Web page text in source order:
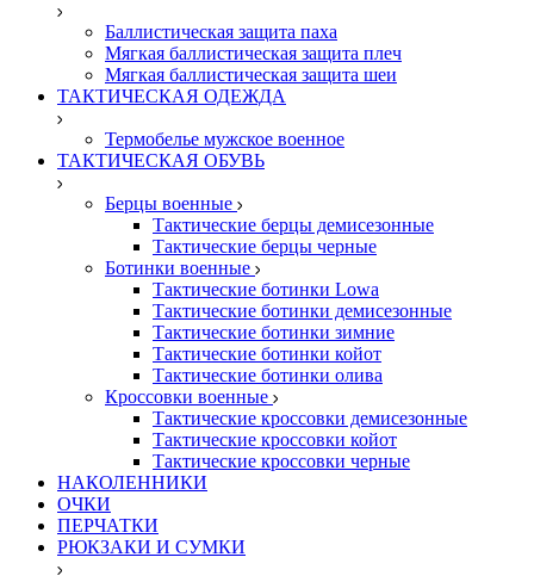
Баллистическая защита паха
Мягкая баллистическая защита плеч
Мягкая баллистическая защита шеи
ТАКТИЧЕСКАЯ ОДЕЖДА
Термобелье мужское военное
ТАКТИЧЕСКАЯ ОБУВЬ
Берцы военные
Тактические берцы демисезонные
Тактические берцы черные
Ботинки военные
Тактические ботинки Lowa
Тактические ботинки демисезонные
Тактические ботинки зимние
Тактические ботинки койот
Тактические ботинки олива
Кроссовки военные
Тактические кроссовки демисезонные
Тактические кроссовки койот
Тактические кроссовки черные
НАКОЛЕННИКИ
ОЧКИ
ПЕРЧАТКИ
РЮКЗАКИ И СУМКИ